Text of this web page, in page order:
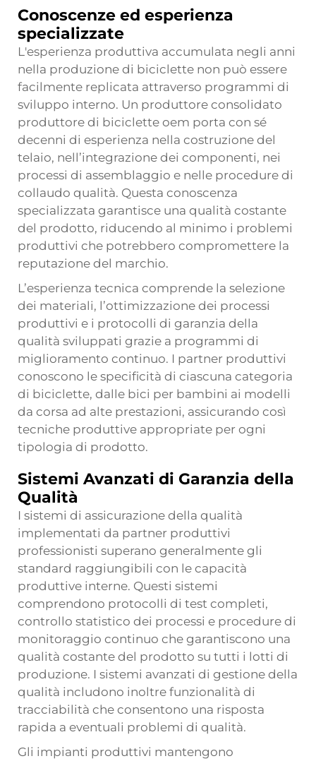
Conoscenze ed esperienza
specializzate
L'esperienza produttiva accumulata negli anni
nella produzione di biciclette non può essere
facilmente replicata attraverso programmi di
sviluppo interno. Un produttore consolidato
produttore di biciclette oem porta con sé
decenni di esperienza nella costruzione del
telaio, nell’integrazione dei componenti, nei
processi di assemblaggio e nelle procedure di
collaudo qualità. Questa conoscenza
specializzata garantisce una qualità costante
del prodotto, riducendo al minimo i problemi
produttivi che potrebbero compromettere la
reputazione del marchio.
L’esperienza tecnica comprende la selezione
dei materiali, l’ottimizzazione dei processi
produttivi e i protocolli di garanzia della
qualità sviluppati grazie a programmi di
miglioramento continuo. I partner produttivi
conoscono le specificità di ciascuna categoria
di biciclette, dalle bici per bambini ai modelli
da corsa ad alte prestazioni, assicurando così
tecniche produttive appropriate per ogni
tipologia di prodotto.
Sistemi Avanzati di Garanzia della
Qualità
I sistemi di assicurazione della qualità
implementati da partner produttivi
professionisti superano generalmente gli
standard raggiungibili con le capacità
produttive interne. Questi sistemi
comprendono protocolli di test completi,
controllo statistico dei processi e procedure di
monitoraggio continuo che garantiscono una
qualità costante del prodotto su tutti i lotti di
produzione. I sistemi avanzati di gestione della
qualità includono inoltre funzionalità di
tracciabilità che consentono una risposta
rapida a eventuali problemi di qualità.
Gli impianti produttivi mantengono